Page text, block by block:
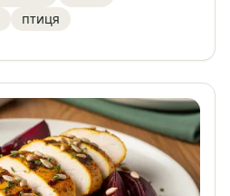
птиця